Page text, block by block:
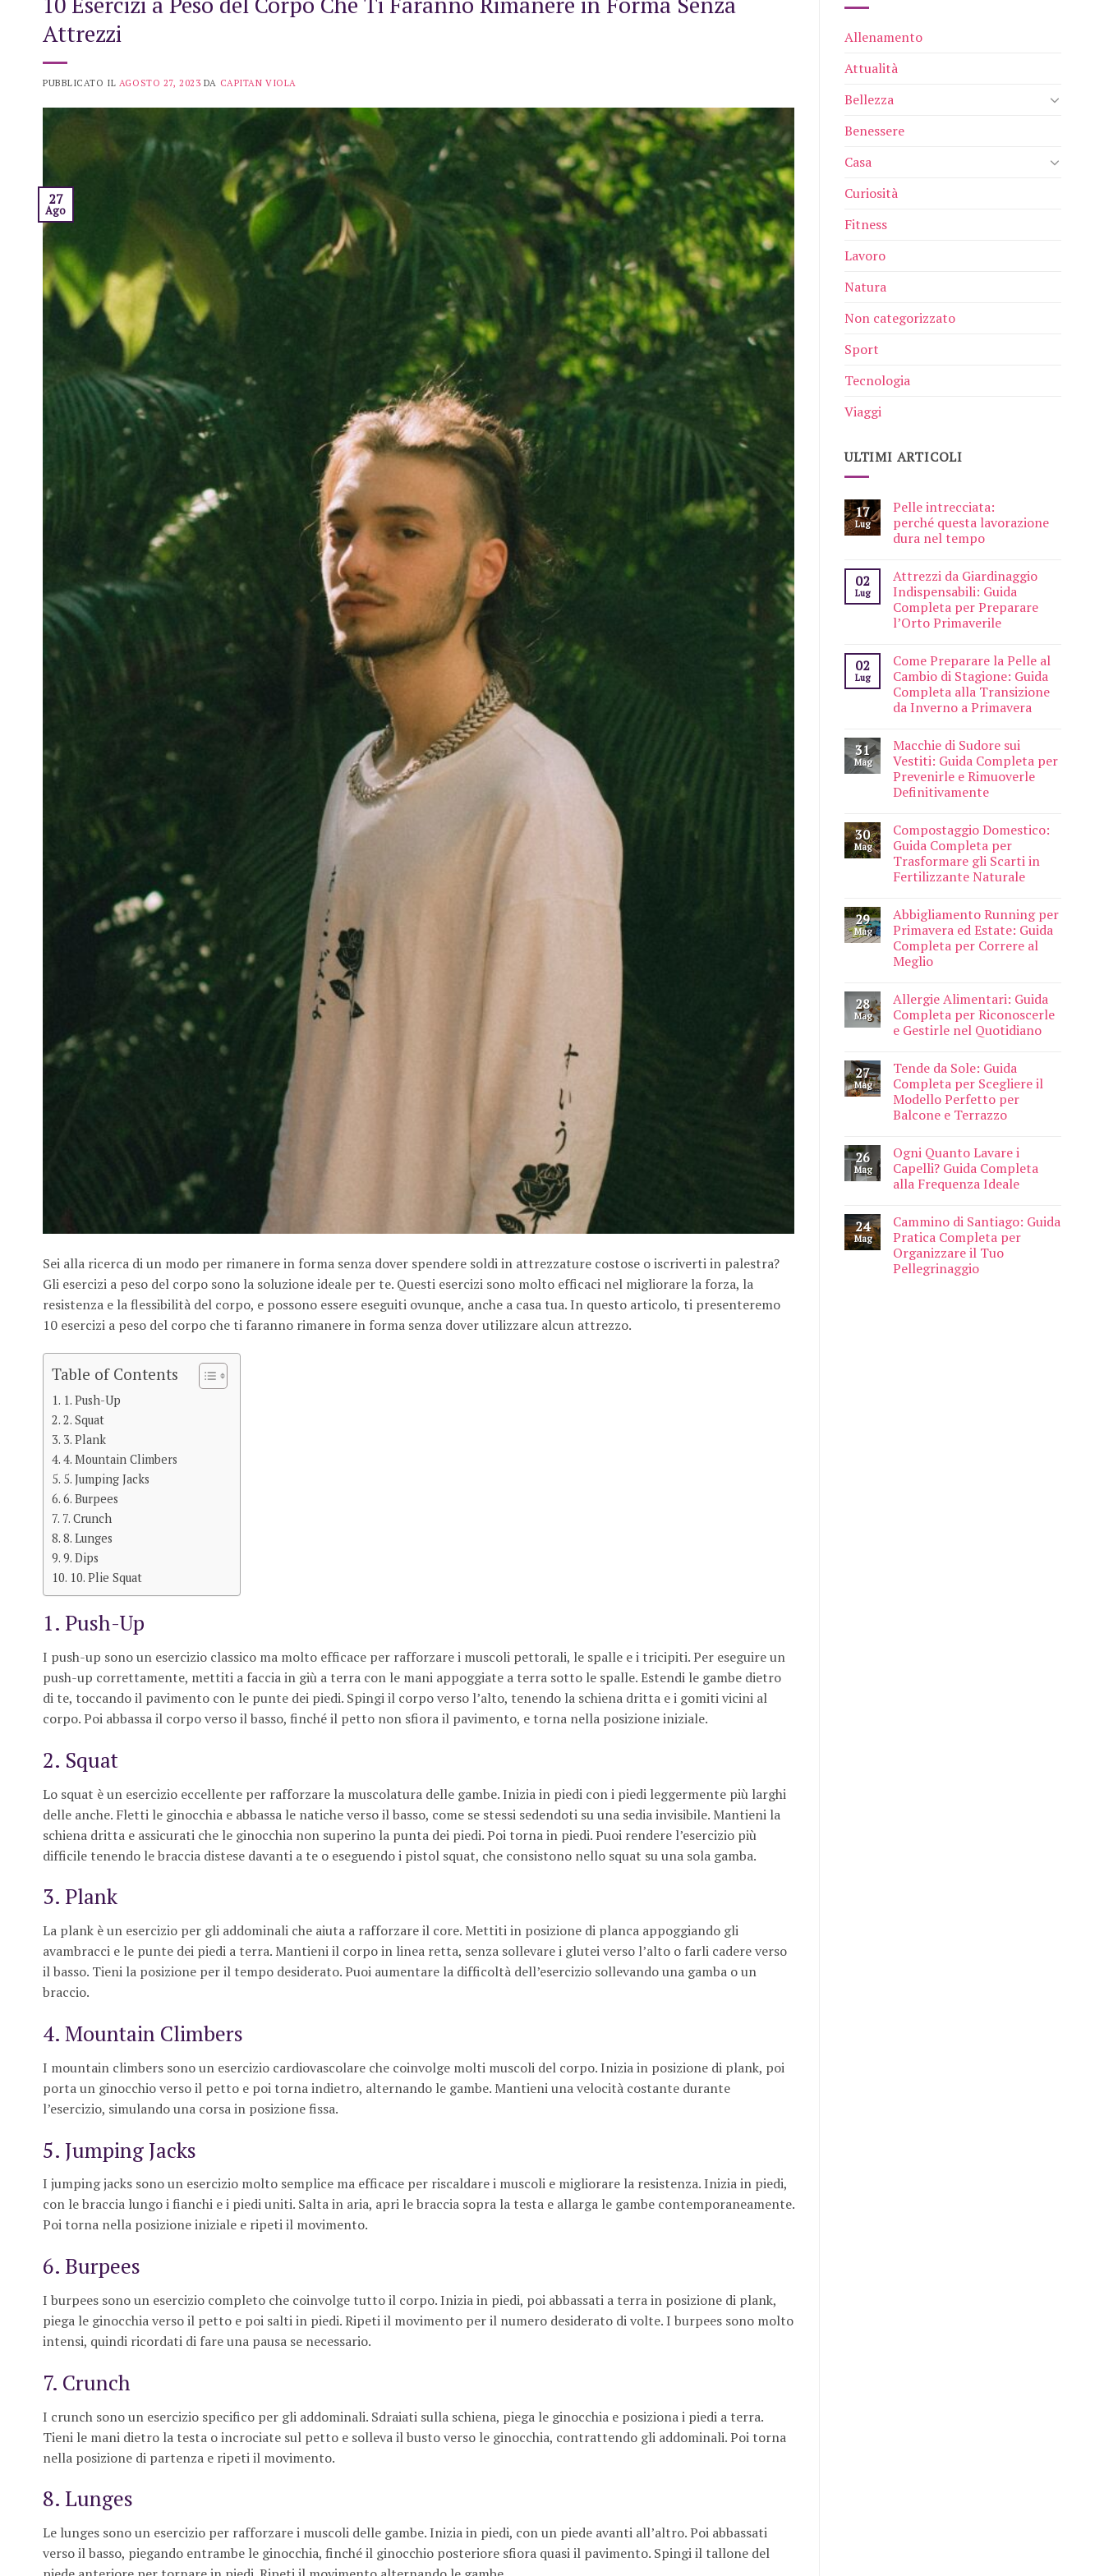
Attrezzi
PUBBLICATO IL AGOSTO 27, 2023 DA CAPITAN VIOLA
27
Ago
Sei alla ricerca di un modo per rimanere in forma senza dover spendere soldi in attrezzature costose o iscriverti in palestra?
Gli esercizi a peso del corpo sono la soluzione ideale per te. Questi esercizi sono molto efficaci nel migliorare la forza, la
resistenza e la flessibilità del corpo, e possono essere eseguiti ovunque, anche a casa tua. In questo articolo, ti presenteremo
10 esercizi a peso del corpo che ti faranno rimanere in forma senza dover utilizzare alcun attrezzo.
Table of Contents
1. Push-Up
2. Squat
3. Plank
4. Mountain Climbers
5. Jumping Jacks
6. Burpees
7. Crunch
8. Lunges
9. Dips
10. Plie Squat
1. Push-Up
I push-up sono un esercizio classico ma molto efficace per rafforzare i muscoli pettorali, le spalle e i tricipiti. Per eseguire un
push-up correttamente, mettiti a faccia in giù a terra con le mani appoggiate a terra sotto le spalle. Estendi le gambe dietro
di te, toccando il pavimento con le punte dei piedi. Spingi il corpo verso l’alto, tenendo la schiena dritta e i gomiti vicini al
corpo. Poi abbassa il corpo verso il basso, finché il petto non sfiora il pavimento, e torna nella posizione iniziale.
2. Squat
Lo squat è un esercizio eccellente per rafforzare la muscolatura delle gambe. Inizia in piedi con i piedi leggermente più larghi
delle anche. Fletti le ginocchia e abbassa le natiche verso il basso, come se stessi sedendoti su una sedia invisibile. Mantieni la
schiena dritta e assicurati che le ginocchia non superino la punta dei piedi. Poi torna in piedi. Puoi rendere l’esercizio più
difficile tenendo le braccia distese davanti a te o eseguendo i pistol squat, che consistono nello squat su una sola gamba.
3. Plank
La plank è un esercizio per gli addominali che aiuta a rafforzare il core. Mettiti in posizione di planca appoggiando gli
avambracci e le punte dei piedi a terra. Mantieni il corpo in linea retta, senza sollevare i glutei verso l’alto o farli cadere verso
il basso. Tieni la posizione per il tempo desiderato. Puoi aumentare la difficoltà dell’esercizio sollevando una gamba o un
braccio.
4. Mountain Climbers
I mountain climbers sono un esercizio cardiovascolare che coinvolge molti muscoli del corpo. Inizia in posizione di plank, poi
porta un ginocchio verso il petto e poi torna indietro, alternando le gambe. Mantieni una velocità costante durante
l’esercizio, simulando una corsa in posizione fissa.
5. Jumping Jacks
I jumping jacks sono un esercizio molto semplice ma efficace per riscaldare i muscoli e migliorare la resistenza. Inizia in piedi,
con le braccia lungo i fianchi e i piedi uniti. Salta in aria, apri le braccia sopra la testa e allarga le gambe contemporaneamente.
Poi torna nella posizione iniziale e ripeti il movimento.
6. Burpees
I burpees sono un esercizio completo che coinvolge tutto il corpo. Inizia in piedi, poi abbassati a terra in posizione di plank,
piega le ginocchia verso il petto e poi salti in piedi. Ripeti il movimento per il numero desiderato di volte. I burpees sono molto
intensi, quindi ricordati di fare una pausa se necessario.
7. Crunch
I crunch sono un esercizio specifico per gli addominali. Sdraiati sulla schiena, piega le ginocchia e posiziona i piedi a terra.
Tieni le mani dietro la testa o incrociate sul petto e solleva il busto verso le ginocchia, contrattendo gli addominali. Poi torna
nella posizione di partenza e ripeti il movimento.
8. Lunges
Le lunges sono un esercizio per rafforzare i muscoli delle gambe. Inizia in piedi, con un piede avanti all’altro. Poi abbassati
verso il basso, piegando entrambe le ginocchia, finché il ginocchio posteriore sfiora quasi il pavimento. Spingi il tallone del
Allenamento
Attualità
Bellezza
Benessere
Casa
Curiosità
Fitness
Lavoro
Natura
Non categorizzato
Sport
Tecnologia
Viaggi
ULTIMI ARTICOLI
17
Lug
Pelle intrecciata:
perché questa lavorazione
dura nel tempo
02
Lug
Attrezzi da Giardinaggio
Indispensabili: Guida
Completa per Preparare
l’Orto Primaverile
02
Lug
Come Preparare la Pelle al
Cambio di Stagione: Guida
Completa alla Transizione
da Inverno a Primavera
31
Mag
Macchie di Sudore sui
Vestiti: Guida Completa per
Prevenirle e Rimuoverle
Definitivamente
30
Mag
Compostaggio Domestico:
Guida Completa per
Trasformare gli Scarti in
Fertilizzante Naturale
29
Mag
Abbigliamento Running per
Primavera ed Estate: Guida
Completa per Correre al
Meglio
28
Mag
Allergie Alimentari: Guida
Completa per Riconoscerle
e Gestirle nel Quotidiano
27
Mag
Tende da Sole: Guida
Completa per Scegliere il
Modello Perfetto per
Balcone e Terrazzo
26
Mag
Ogni Quanto Lavare i
Capelli? Guida Completa
alla Frequenza Ideale
24
Mag
Cammino di Santiago: Guida
Pratica Completa per
Organizzare il Tuo
Pellegrinaggio